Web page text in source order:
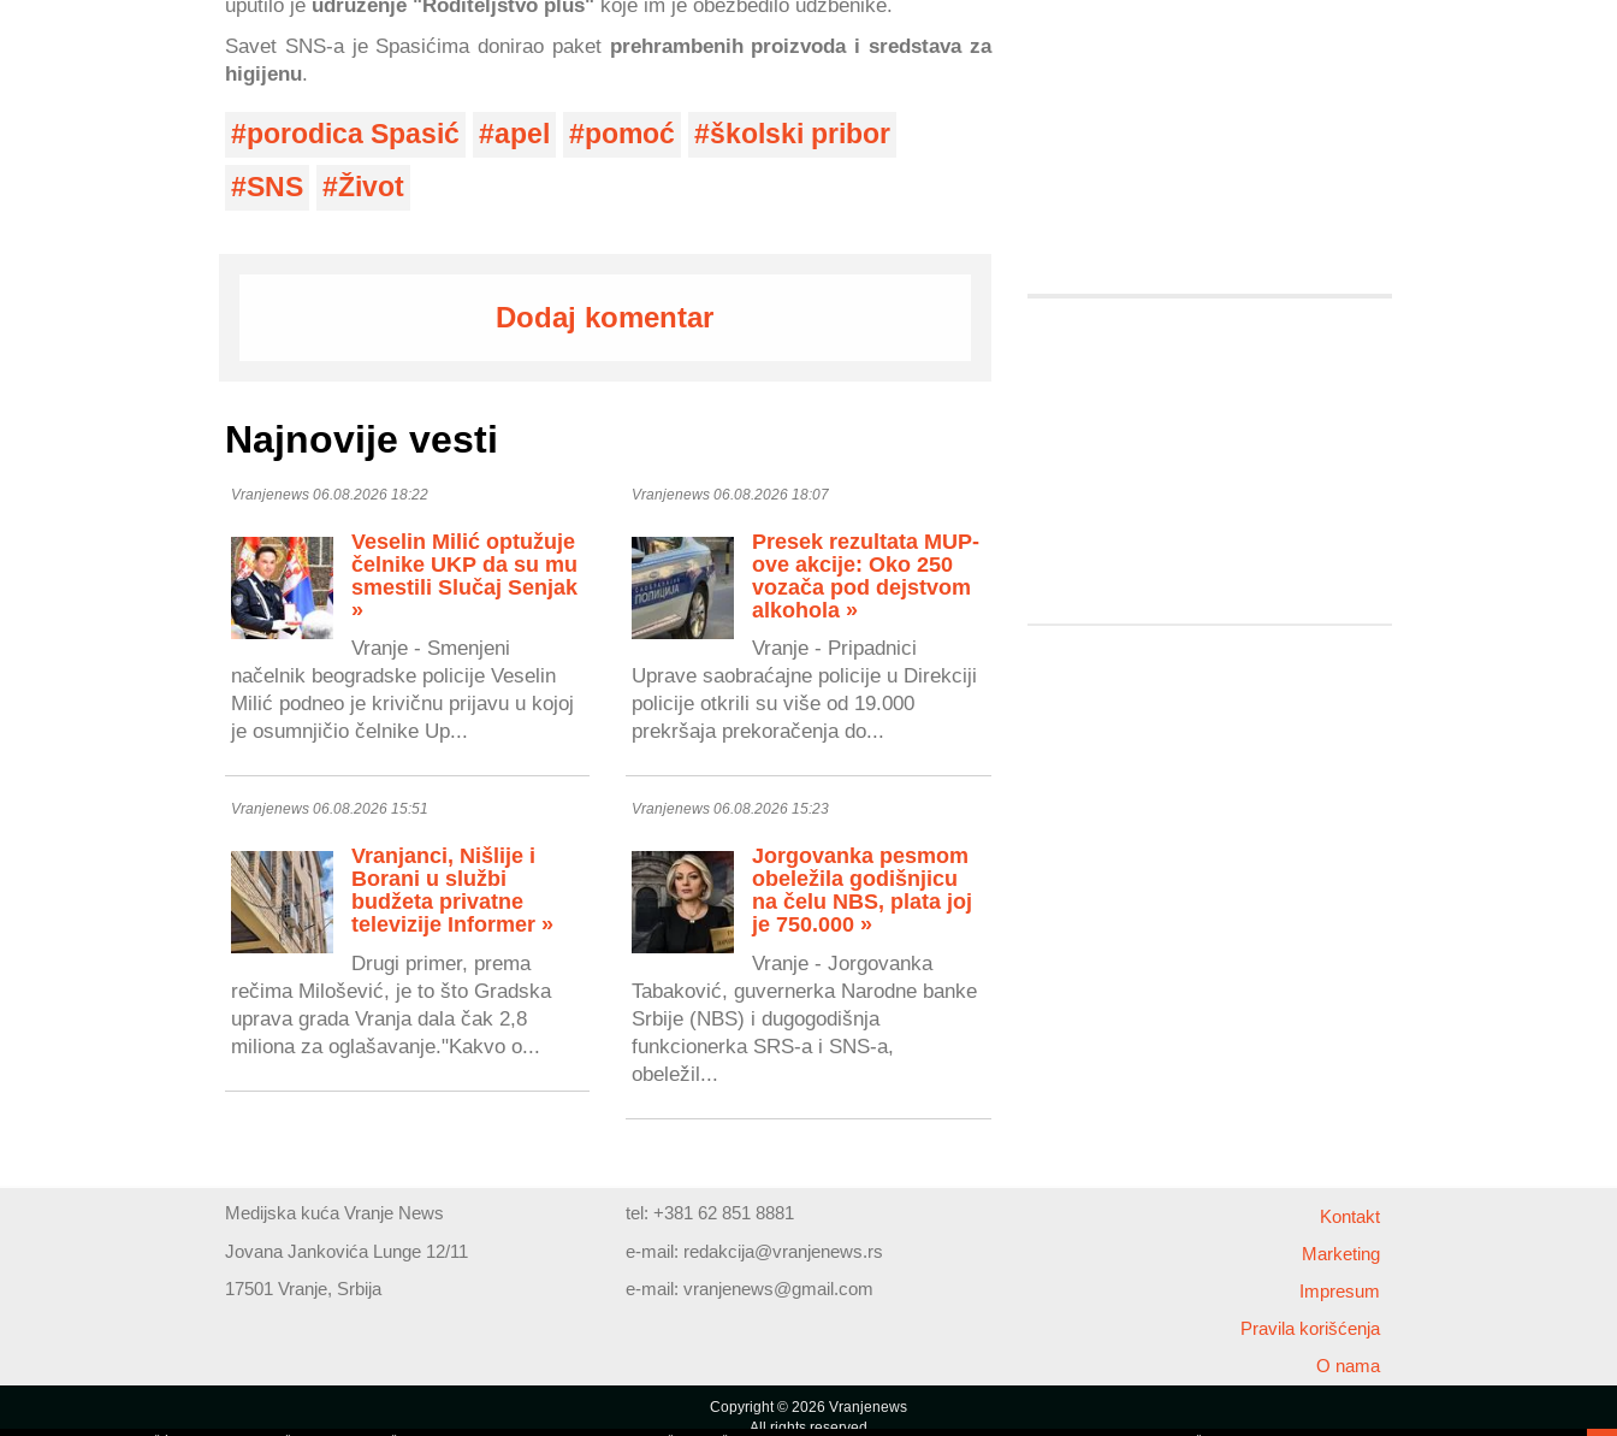
uputilo je udruženje "Roditeljstvo plus" koje im je obezbedilo udžbenike.
Savet SNS-a je Spasićima donirao paketprehrambenih proizvoda i sredstava za
higijenu.
porodica Spasić apel pomoć
školski pribor
SNS
Život
Dodaj komentar
Najnovije vesti
Vranjenews 06.08.2026 18:22
Veselin Milić optužuje
čelnike UKP da su mu
smestili Slučaj Senjak
»
Vranje - Smenjeni
načelnik beogradske policije Veselin
Milić podneo je krivičnu prijavu u kojoj
je osumnjičio čelnike Up...
Vranjenews 06.08.2026 18:07
Presek rezultata MUP-
ove akcije: Oko 250
vozača pod dejstvom
alkohola »
Vranje - Pripadnici
Uprave saobraćajne policije u Direkciji
policije otkrili su više od 19.000
prekršaja prekoračenja do...
Vranjenews 06.08.2026 15:51
Vranjanci, Nišlije i
Borani u službi
budžeta privatne
televizije Informer »
Drugi primer, prema
rečima Milošević, je to što Gradska
uprava grada Vranja dala čak 2,8
miliona za oglašavanje."Kakvo o...
Vranjenews 06.08.2026 15:23
Jorgovanka pesmom
obeležila godišnjicu
na čelu NBS, plata joj
je 750.000 »
Vranje - Jorgovanka
Tabaković, guvernerka Narodne banke
Srbije (NBS) i dugogodišnja
funkcionerka SRS-a i SNS-a,
obeležil...
Medijska kuća Vranje News
Jovana Jankovića Lunge 12/11
17501 Vranje, Srbija
tel: +381 62 851 8881
e-mail: redakcija@vranjenews.rs
e-mail:vranjenews@gmail.com
Kontakt
Marketing
Impresum
Pravila korišćenja
O nama
Copyright © 2026 Vranjenews
All rights reserved